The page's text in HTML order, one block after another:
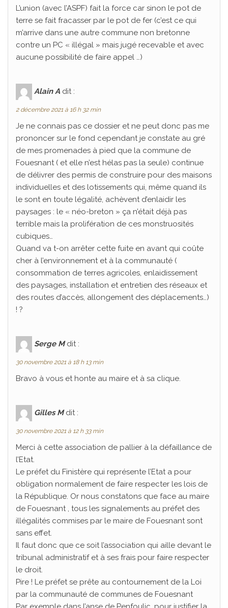
L’union (avec l’ASPF) fait la force car sinon le pot de
terre se fait fracasser par le pot de fer (c’est ce qui
m’arrive dans une autre commune non bretonne
contre un PC « illégal » mais jugé recevable et avec
aucune possibilité de faire appel …)
Alain A dit :
2 décembre 2021 à 16 h 32 min
Je ne connais pas ce dossier et ne peut donc pas me
prononcer sur le fond cependant je constate au gré
de mes promenades à pied que la commune de
Fouesnant ( et elle n’est hélas pas la seule) continue
de délivrer des permis de construire pour des maisons
individuelles et des lotissements qui, même quand ils
le sont en toute légalité, achèvent d’enlaidir les
paysages : le « néo-breton » ça n’était déjà pas
terrible mais la prolifération de ces monstruosités
cubiques…
Quand va t-on arrêter cette fuite en avant qui coûte
cher à l’environnement et à la communauté (
consommation de terres agricoles, enlaidissement
des paysages, installation et entretien des réseaux et
des routes d’accès, allongement des déplacements…)
! ?
Serge M dit :
30 novembre 2021 à 18 h 13 min
Bravo à vous et honte au maire et à sa clique.
Gilles M dit :
30 novembre 2021 à 12 h 33 min
Merci à cette association de pallier à la défaillance de
l’Etat.
Le préfet du Finistère qui représente l’Etat a pour
obligation normalement de faire respecter les lois de
la République. Or nous constatons que face au maire
de Fouesnant , tous les signalements au préfet des
illégalités commises par le maire de Fouesnant sont
sans effet.
Il faut donc que ce soit l’association qui aille devant le
tribunal administratif et à ses frais pour faire respecter
le droit.
Pire ! Le préfet se prête au contournement de la Loi
par la communauté de communes de Fouesnant